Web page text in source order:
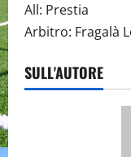
All: Prestia
Arbitro: Fragalà
SULL'AUTORE